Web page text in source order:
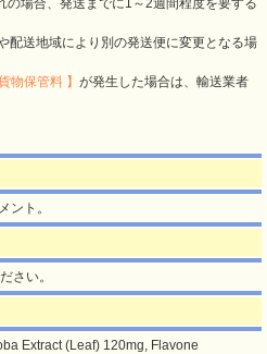
場合、発送までに1～2週間程度を要する
送地域により別の発送便に変更となる場
物保管料 】 が発生した場合は、輸送業者
ント。
さい。
Extract (Leaf) 120mg, Flavone